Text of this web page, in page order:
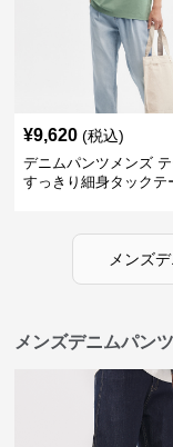
¥9,620 (税込)
デニムパンツメンズ
すっきり細身タックテ
メンズ
メンズデニムパン